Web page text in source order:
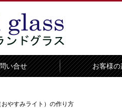
い合せ お客様の
やすみライト）の作り方